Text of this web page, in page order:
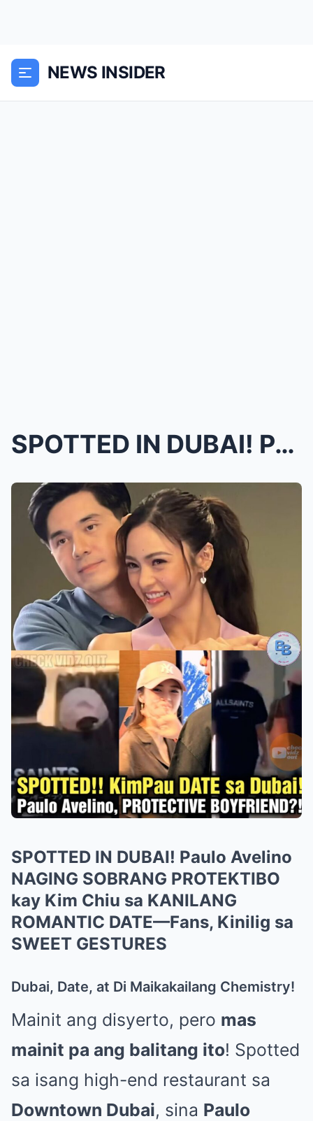
NEWS INSIDER
SPOTTED IN DUBAI! Paulo Avelino NAGING SOBRANG PRO...
SPOTTED IN DUBAI! Paulo Avelino
NAGING SOBRANG PROTEKTIBO
kay Kim Chiu sa KANILANG
ROMANTIC DATE—Fans, Kinilig sa
SWEET GESTURES
Dubai, Date, at Di Maikakailang Chemistry!
Mainit ang disyerto, pero mas
mainit pa ang balitang ito! Spotted
sa isang high-end restaurant sa
Downtown Dubai, sina Paulo